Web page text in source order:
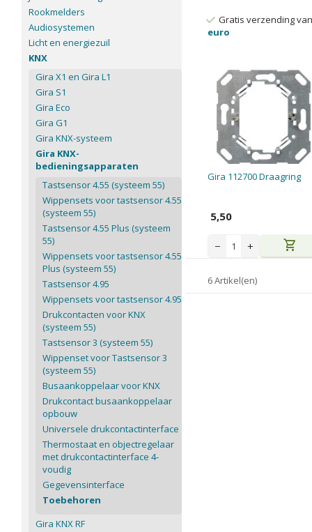
Gratis verzending
euro
Gira 112700 Draagring
5,50
− + shopping_cart
6 Artikel(en)
Rookmelders
Audiosystemen
Licht en energiezuil
KNX
Gira X1 en Gira L1
Gira S1
Gira Eco
Gira G1
Gira KNX-systeem
Gira KNX-
bedieningsapparaten
Tastsensor 4.55 (systeem 55)
Wippensets voor tastsensor 4.55
(systeem 55)
Tastsensor 4.55 Plus (systeem
55)
Wippensets voor tastsensor 4.55
Plus (systeem 55)
Tastsensor 4.95
Wippensets voor tastsensor 4.95
Drukcontacten voor KNX
(systeem 55)
Tastsensor 3 (systeem 55)
Wippenset voor Tastsensor 3
(systeem 55)
Busaankoppelaar voor KNX
Drukcontact busaankoppelaar
opbouw
Universele drukcontactinterface
Thermostaat en objectregelaar
met drukcontactinterface 4-
voudig
Gegevensinterface
Toebehoren
Gira KNX RF